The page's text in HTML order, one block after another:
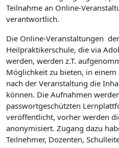
Teilnahme an Online-
verantwortlich.
Die Online-Veranstaltungen
Heilpraktikerschule, die via
werden, werden z.T.
Möglichkeit zu bieten, in
nach der Veranstaltung die
können. Die Aufnahmen
passwortgeschützten
veröffentlicht, vorher werden
anonymisiert. Zugang dazu
Teilnehmer, Dozenten,